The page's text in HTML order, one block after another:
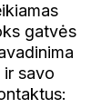
gatvės
ir savo